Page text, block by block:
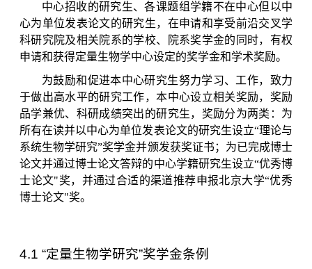
中心招收的研究生、各课题组学籍不在中心但以中
心为单位发表论文的研究生，在申请和享受前沿交叉学
科研究院及相关院系的学校、院系奖学金的同时，有权
申请和获得定量生物学中心设定的奖学金和学术奖励。
为鼓励和促进本中心研究生努力学习、工作，致力
于做出高水平的研究工作，本中心设立相关奖励，奖励
品学兼优、科研成绩突出的研究生，奖励分为两类：为
所有在读并以中心为单位发表论文的研究生设立“理论与
系统生物学研究”奖学金并颁发获奖证书；为已完成博士
论文并通过博士论文答辩的中心学籍研究生设立“优秀博
士论文"奖，并通过合适的渠道推荐申报北京大学“优秀
博士论文"奖。
4.1 “定量生物学研究”奖学金条例